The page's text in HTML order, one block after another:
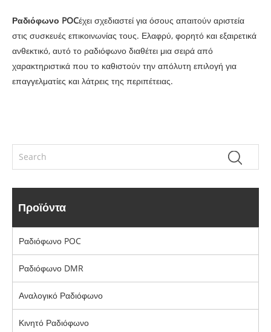
Ραδιόφωνο POCέχει σχεδιαστεί για όσους απαιτούν αριστεία
στις συσκευές επικοινωνίας τους. Ελαφρύ, φορητό και εξαιρετικά
ανθεκτικό, αυτό το ραδιόφωνο διαθέτει μια σειρά από
χαρακτηριστικά που το καθιστούν την απόλυτη επιλογή για
επαγγελματίες και λάτρεις της περιπέτειας.
Προϊόντα
Ραδιόφωνο POC
Ραδιόφωνο DMR
Αναλογικό Ραδιόφωνο
Κινητό Ραδιόφωνο